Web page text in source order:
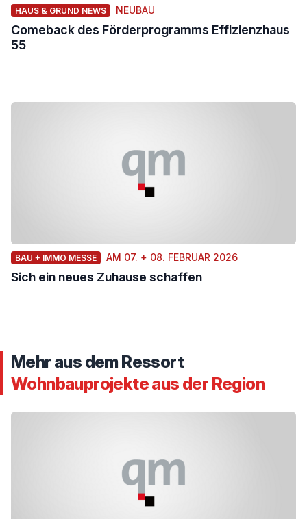
HAUS & GRUND NEWS NEUBAU
Comeback des Förderprogramms Effizienzhaus
55
BAU + IMMO MESSE AM 07. + 08. FEBRUAR 2026
Sich ein neues Zuhause schaffen
Mehr aus dem Ressort
Wohnbauprojekte aus der Region